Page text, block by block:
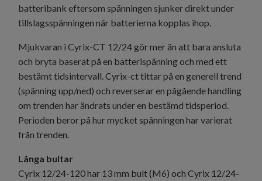
batteribank eftersom spänningen sjunker direkt under
tillslagsspänningen när batterierna kopplas ihop.
Mjukvaran i Cyrix-CT 12/24 gör mer än att bara ansluta
och bryta baserat på en batterispänning och med ett
bestämt tidsintervall. Cyrix-ct tittar på en generell trend
(spänning upp/ned) och reverserar en pågående handling
om trenden har ändrats under en bestämd tidsperiod.
Perioden beror på hur mycket spänningen har varierat
från trenden.
Långa bultar
Cyrix 12/24-120 har 13 mm bult (M6) och Cyrix 12/24-